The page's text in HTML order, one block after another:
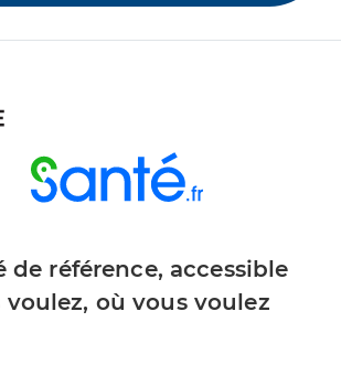
de référence, accessible
où vous voulez